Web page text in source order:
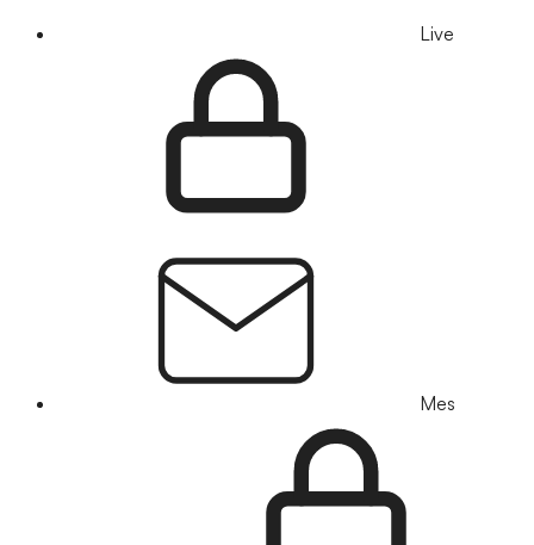
Live
Mes